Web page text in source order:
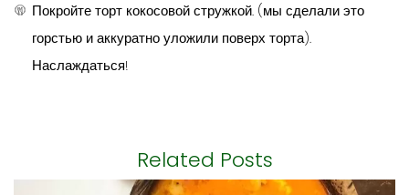
Покройте торт кокосовой стружкой. (мы сделали это
горстью и аккуратно уложили поверх торта).
Наслаждаться!
Related Posts